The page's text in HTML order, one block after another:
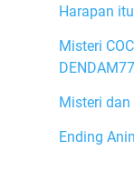
Harapan
Misteri
Misteri
Ending